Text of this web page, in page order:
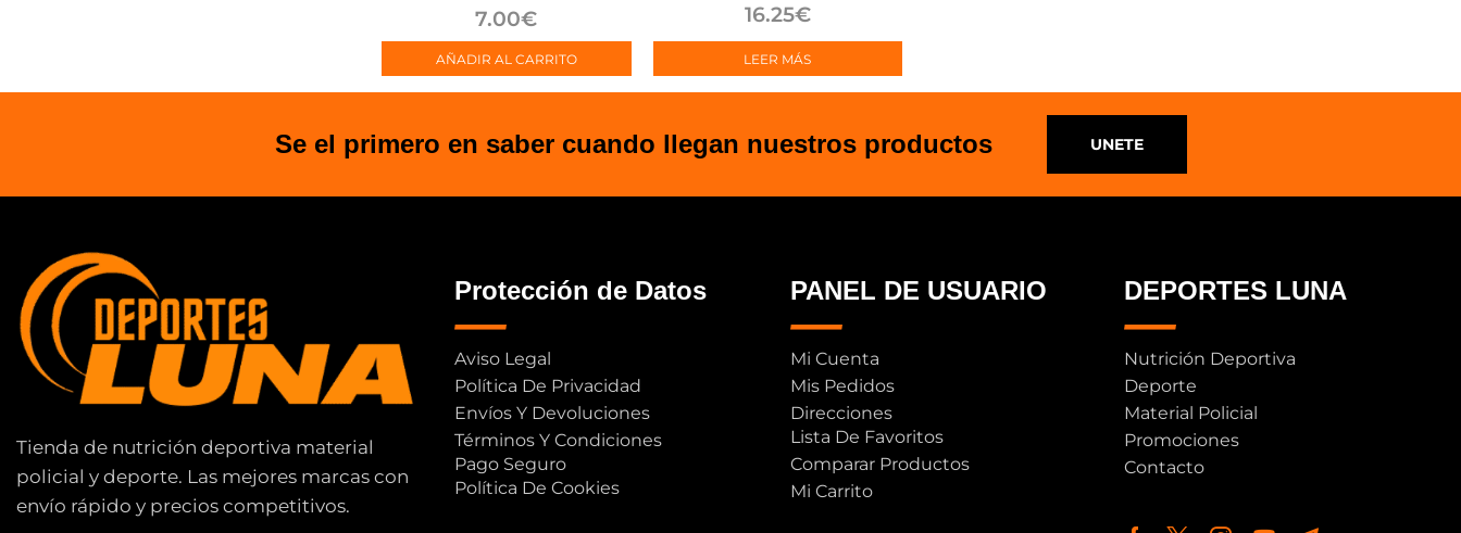
7.00€
AÑADIR AL CARRITO
16.25€
LEER MÁS
Se el primero en saber cuando llegan nuestros productos UNETE
Tienda de nutrición deportiva material
policial y deporte. Las mejores marcas con
envío rápido y precios competitivos.
Protección de Datos
Aviso Legal
Política De Privacidad
Envíos Y Devoluciones
Términos Y Condiciones
Pago Seguro
Política De Cookies
PANEL DE USUARIO
Mi Cuenta
Mis Pedidos
Direcciones
Lista De Favoritos
Comparar Productos
Mi Carrito
DEPORTES LUNA
Nutrición Deportiva
Deporte
Material Policial
Promociones
Contacto